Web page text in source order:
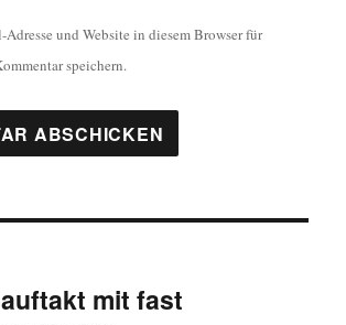
und Website in diesem Browser für
speichern.
mit fast